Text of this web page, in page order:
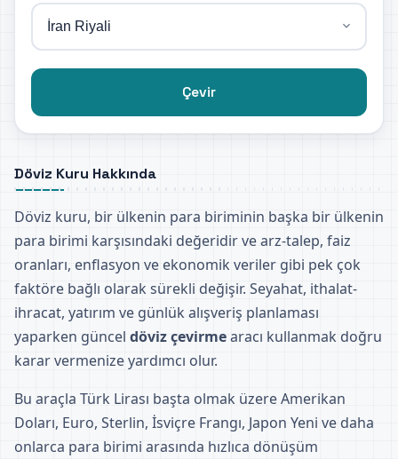
Çevir
Döviz Kuru Hakkında
Döviz kuru, bir ülkenin para biriminin başka bir ülkenin
para birimi karşısındaki değeridir ve arz-talep, faiz
oranları, enflasyon ve ekonomik veriler gibi pek çok
faktöre bağlı olarak sürekli değişir. Seyahat, ithalat-
ihracat, yatırım ve günlük alışveriş planlaması
yaparken güncel döviz çevirmearacı kullanmak doğru
karar vermenize yardımcı olur.
Bu araçla Türk Lirası başta olmak üzere Amerikan
Doları, Euro, Sterlin, İsviçre Frangı, Japon Yeni ve daha
onlarca para birimi arasında hızlıca dönüşüm